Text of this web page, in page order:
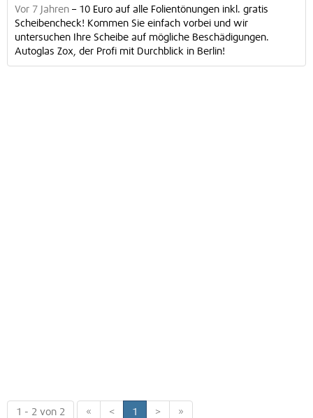
Vor 7 Jahren – 10 Euro auf alle Folientönungen inkl. gratis
Scheibencheck! Kommen Sie einfach vorbei und wir
untersuchen Ihre Scheibe auf mögliche Beschädigungen.
Autoglas Zox, der Profi mit Durchblick in Berlin!
1 - 2 von 2 « < 1 > »